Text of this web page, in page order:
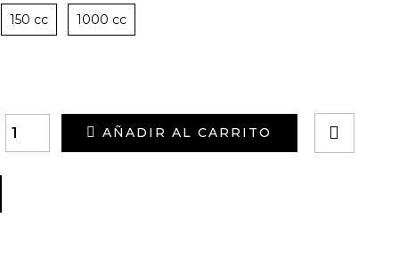
150 cc 1000 cc
AÑADIR AL CARRITO